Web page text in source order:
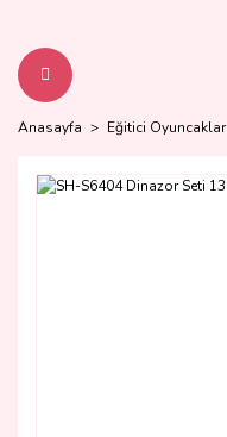
Anasayfa Eğitici Oyuncaklar